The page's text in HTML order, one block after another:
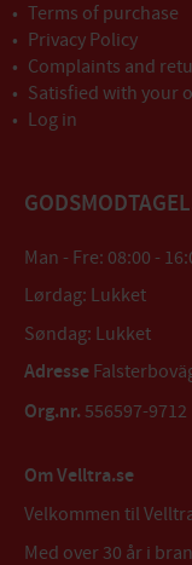
Terms of purchase
Privacy Policy
Complaints and
Satisfied with your
Log in
Man - Fre: 08:00 -
Lørdag: Lukket
Søndag: Lukket
Adresse
Org.nr. 556597-9712
Om Velltra.se
Velkommen til
Med over 30 år i